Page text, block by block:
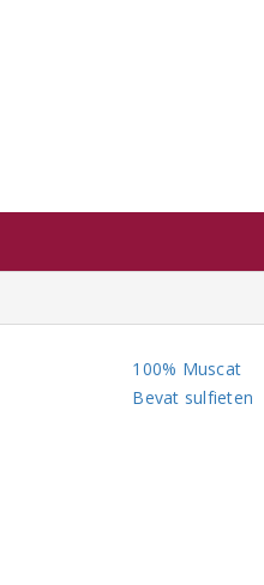
100% Muscat
Bevat sulfieten